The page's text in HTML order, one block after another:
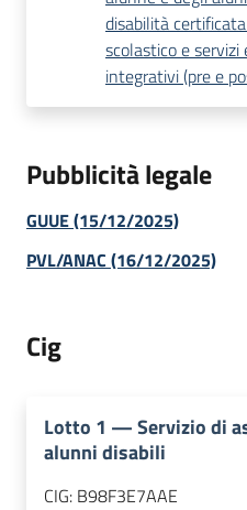
disabilità
scolastico e servizi
integrativi (pre e
Pubblicità legale
GUUE (15/12/2025)
PVL/ANAC (16/12/2025)
Cig
Lotto 1 —Servizio di
alunni disabili
CIG: B98F3E7AAE